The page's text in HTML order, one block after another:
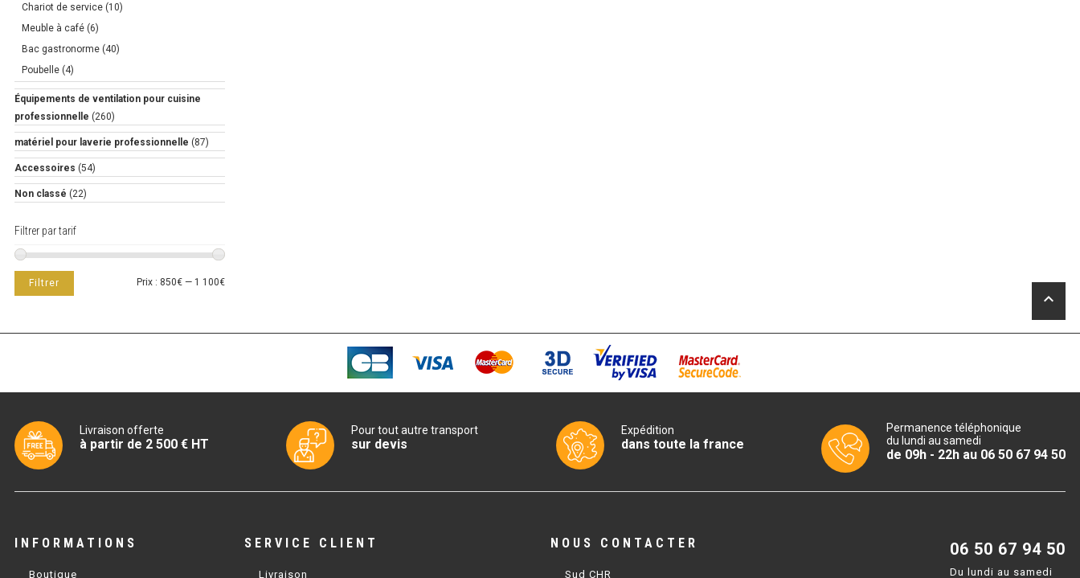
Chariot de service (10)
Meuble à café (6)
Bac gastronorme (40)
Poubelle (4)
Équipements de ventilation pour cuisine
professionnelle (260)
matériel pour laverie professionnelle (87)
Accessoires (54)
Non classé (22)
Filtrer par tarif
Prix
Prix
Filtrer Prix : 850€— 1 100€
keyboard_arrow_up
Livraison offerte
à partir de 2 500 € HT
Pour tout autre transport
sur devis
Expédition
dans toute la france
Permanence téléphonique
du lundi au samedi
de 09h - 22h au 06 50 67 94 50
INFORMATIONS
Boutique
SERVICE CLIENT
Livraison
NOUS CONTACTER
Sud CHR
06 50 67 94 50
Du lundi au samedi